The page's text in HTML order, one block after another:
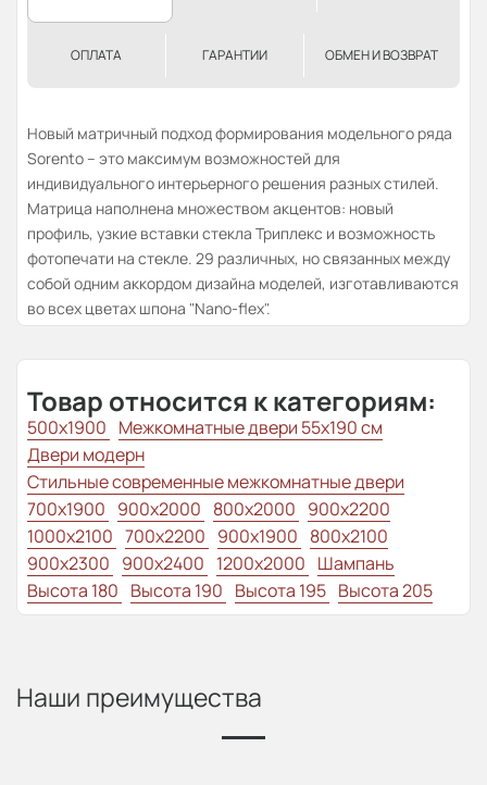
ОПЛАТА ГАРАНТИИ ОБМЕН И ВОЗВРАТ
Новый матричный подход формирования модельного ряда
Sorento – это максимум возможностей для
индивидуального интерьерного решения разных стилей.
Матрица наполнена множеством акцентов: новый
профиль, узкие вставки стекла Триплекс и возможность
фотопечати на стекле. 29 различных, но связанных между
собой одним аккордом дизайна моделей, изготавливаются
во всех цветах шпона "Nano-flex".
Товар относится к категориям:
500x1900 Межкомнатные двери 55х190 см
Двери модерн
Стильные современные межкомнатные двери
700x1900 900x2000 800x2000 900x2200
1000x2100 700x2200 900x1900 800x2100
900x2300 900x2400 1200x2000 Шампань
Высота 180 Высота 190 Высота 195 Высота 205
Наши преимущества